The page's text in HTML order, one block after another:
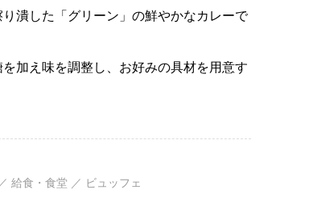
潰した「グリーン」の鮮やかなカレーで
加え味を調整し、お好みの具材を用意す
給食・食堂 ／ ビュッフェ